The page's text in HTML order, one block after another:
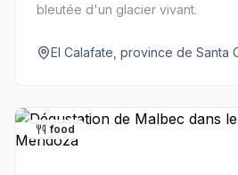
bleutée d'un glacier vivant.
El Calafate, province de Santa
food